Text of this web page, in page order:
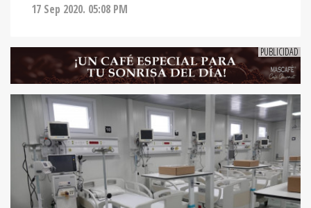
17 Sep 2020. 05:08 PM